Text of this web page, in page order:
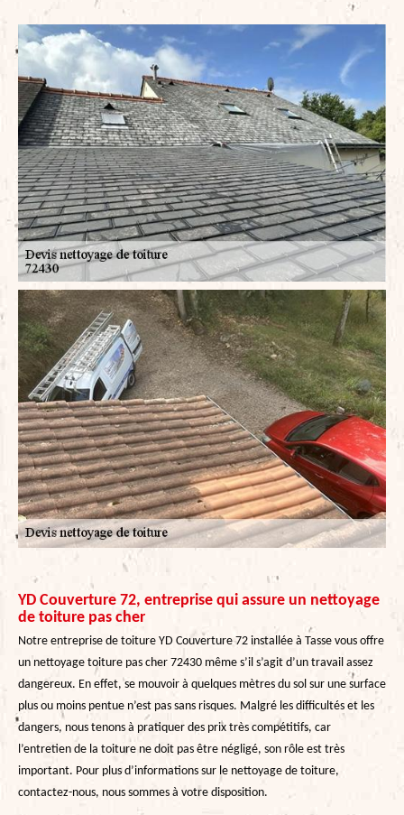
YD Couverture 72, entreprise qui assure un nettoyage
de toiture pas cher
Notre entreprise de toiture YD Couverture 72 installée à Tasse vous offre
un nettoyage toiture pas cher 72430 même s’il s’agit d’un travail assez
dangereux. En effet, se mouvoir à quelques mètres du sol sur une surface
plus ou moins pentue n’est pas sans risques. Malgré les difficultés et les
dangers, nous tenons à pratiquer des prix très compétitifs, car
l’entretien de la toiture ne doit pas être négligé, son rôle est très
important. Pour plus d’informations sur le nettoyage de toiture,
contactez-nous, nous sommes à votre disposition.